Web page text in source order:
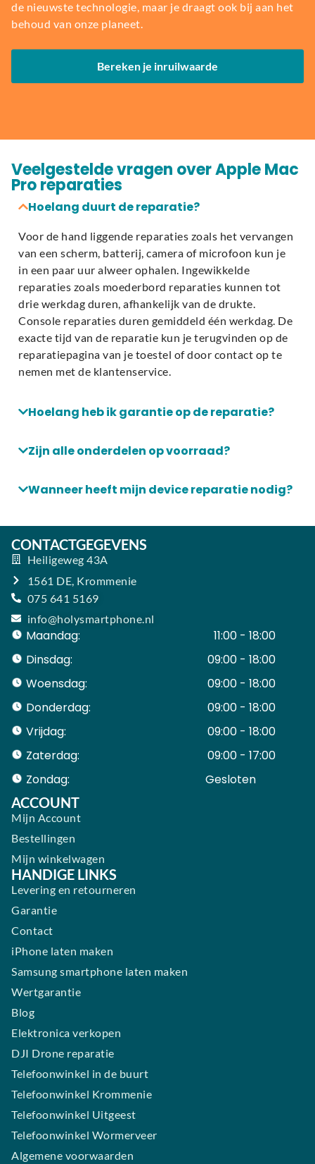
de nieuwste technologie, maar je draagt ook bij aan het
behoud van onze planeet.
Bereken je inruilwaarde
Veelgestelde vragen over Apple Mac
Pro reparaties
Hoelang duurt de reparatie?
Voor de hand liggende reparaties zoals het vervangen
van een scherm, batterij, camera of microfoon kun je
in een paar uur alweer ophalen. Ingewikkelde
reparaties zoals moederbord reparaties kunnen tot
drie werkdag duren, afhankelijk van de drukte.
Console reparaties duren gemiddeld één werkdag. De
exacte tijd van de reparatie kun je terugvinden op de
reparatiepagina van je toestel of door contact op te
nemen met de klantenservice.
Hoelang heb ik garantie op de reparatie?
Zijn alle onderdelen op voorraad?
Wanneer heeft mijn device reparatie nodig?
CONTACTGEGEVENS
Heiligeweg 43A
1561 DE, Krommenie
075 641 5169
info@holysmartphone.nl
Maandag:
11:00 - 18:00
Dinsdag:
09:00 - 18:00
Woensdag:
09:00 - 18:00
Donderdag:
09:00 - 18:00
Vrijdag:
09:00 - 18:00
Zaterdag:
09:00 - 17:00
Zondag:
Gesloten ​ ​ ​ ​ ​ ​ ​
ACCOUNT
Mijn Account
Bestellingen
Mijn winkelwagen
HANDIGE LINKS
Levering en retourneren
Garantie
Contact
iPhone laten maken
Samsung smartphone laten maken
Wertgarantie
Blog
Elektronica verkopen
DJI Drone reparatie
Telefoonwinkel in de buurt
Telefoonwinkel Krommenie
Telefoonwinkel Uitgeest
Telefoonwinkel Wormerveer
Algemene voorwaarden